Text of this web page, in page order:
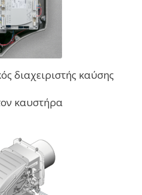
διαχειριστής καύσης
καυστήρα